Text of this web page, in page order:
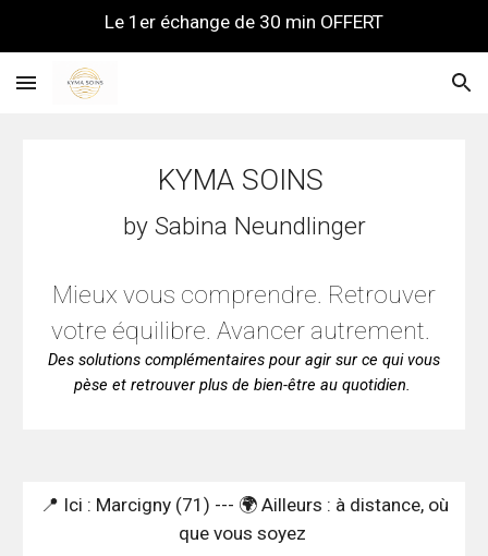
Le 1er échange de 30 min OFFERT
KYMA SOINS
by Sabina Neundlinger
Mieux vous comprendre. Retrouver
votre équilibre. Avancer autrement.
Des solutions complémentaires pour agir sur ce qui vous
pèse et retrouver plus de bien-être au quotidien.
📍 Ici : Marcigny (71) --- 🌍 Ailleurs : à distance, où
que vous soyez